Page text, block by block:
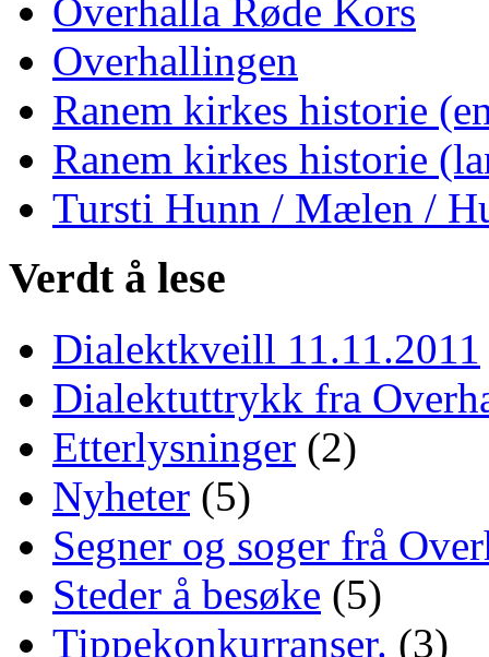
Overhalla Røde Kors
Overhallingen
Ranem kirkes historie
Ranem kirkes historie
Tursti Hunn / Mælen /
Verdt å lese
Dialektkveill 11.11.2011
Dialektuttrykk fra
Etterlysninger (2)
Nyheter (5)
Segner og soger frå
Steder å besøke (5)
Tippekonkurranser. (3)